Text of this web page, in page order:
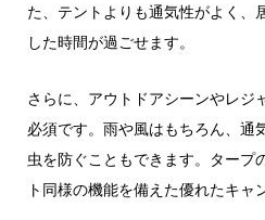
た、テントよりも通気性がよく、
した時間が過ごせます。
さらに、アウトドアシーンやレジ
必須です。雨や風はもちろん、通
虫を防ぐこともできます。タープ
ト同様の機能を備えた優れたキャ